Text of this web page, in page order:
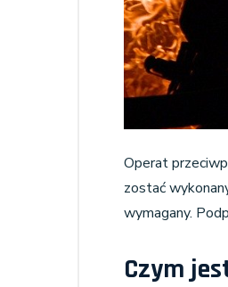
Operat
zostać
wymagany.
Czym